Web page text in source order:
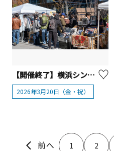
【開催終了】横浜シンフォステージ ゲートプラザ「よこはまウェルネスマルシェ」【横浜市】
2026年3月20日（金・祝）
1 2